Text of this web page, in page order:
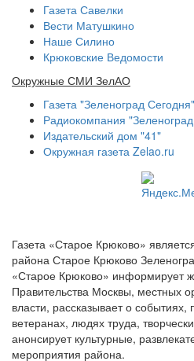
Газета Савелки
Вести Матушкино
Наше Силино
Крюковские Ведомости
Окружные СМИ ЗелАО
Газета "Зеленоград Сегодня"
Радиокомпания
Издательский дом "41"
Окружная газета Zelao.ru
Газета «Старое Крюково»
района Старое Крюково
«Старое Крюково» информирует
Правительства Москвы, местных
власти, рассказывает о
ветеранах, людях труда,
анонсирует культурные,
мероприятия района.